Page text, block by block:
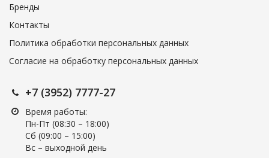
Бренды
Контакты
Политика обработки персональных данных
Согласие на обработку персональных данных
+7 (3952) 7777-27
Время работы:
Пн-Пт (08:30 – 18:00)
Cб (09:00 – 15:00)
Вс – выходной день